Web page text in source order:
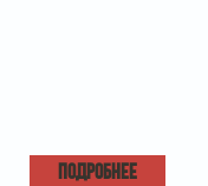
ПОДРОБНЕЕ